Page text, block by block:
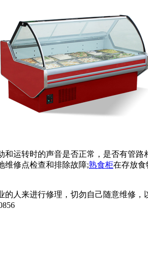
转时的声音是否正常，是否有管路
维修点检查和排除故障;熟食柜在存放食
人来进行修理，切勿自己随意维修，